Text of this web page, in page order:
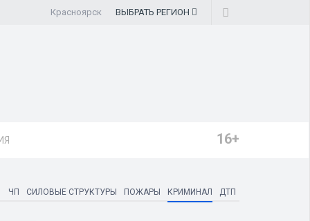
Красноярск ВЫБРАТЬ РЕГИОН
16+
ЧП СИЛОВЫЕ СТРУКТУРЫ ПОЖАРЫ КРИМИНАЛ ДТП